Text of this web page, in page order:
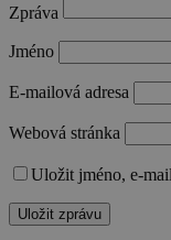
Zpráva
Jméno
E-mailová adresa
Webová stránka
Uložit jméno, e-